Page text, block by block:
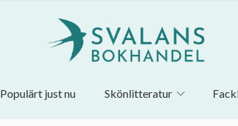
Populärt just nu Skönlitteratur